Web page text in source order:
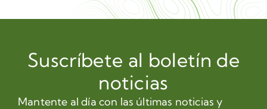
Suscríbete al boletín de
noticias
Mantente al día con las últimas noticias y